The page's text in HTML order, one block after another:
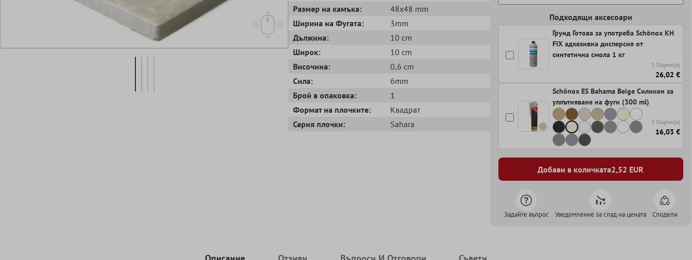
Размер на камъка:
48x48 mm
Ширина на Фугата:
3mm
Дължина:
10 cm
Широк:
10 cm
Височина:
0,6 cm
Сила:
6mm
Брой в опаковка:
1
Формат на плочките:
Квадрат
Серия плочки:
Sahara
Подходящи аксесоари
Грунд Готова за употреба Schönox KH
FIX адхезивна дисперсия от
синтетична смола 1 кг
1 Парче(а)
26,02 €
Schönox ES Bahama Beige Силикон за
уплътняване на фуги (300 ml)
1 Парче(а)
16,03 €
Добави в количката2,52 EUR
Задайте въпрос Уведомление за спад на цената Сподели